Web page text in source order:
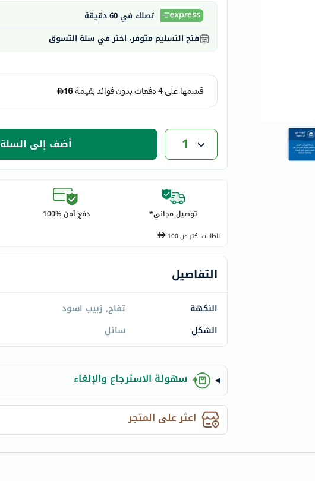
eucerin
bioderma
now
acm
dymatize
isdin
priorin
blueberry-
naturals
bepanthen
century
chek
activise
acuvue
annemarie-
borlind
webber-
naturals
تصلك في 60 دقيقة
فتح التسليم متوفر، اختر في سلة التسوق
1 أضف إلى السلة
توصيل مجاني* دفع آمن %100
للطلبات اكتر من100
التفاصيل
النكهة
تفاح, زبيب اسود
الشكل
سائل
سهولة الاسترجاع والإلغاء
اعثر على المتجر